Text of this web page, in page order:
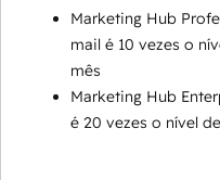
Marketing Hub
mail é 10 vezes o
mês
Marketing Hub
é 20 vezes o nível